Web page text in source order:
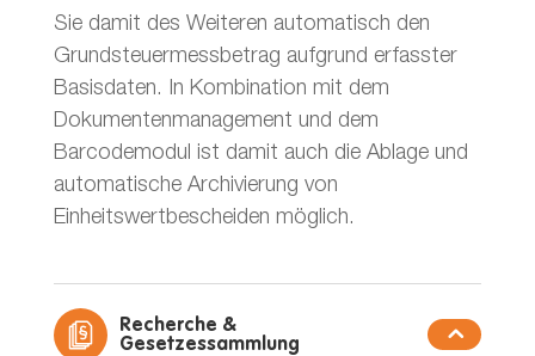
Sie damit des Weiteren automatisch den
Grundsteuermessbetrag aufgrund erfasster
Basisdaten. In Kombination mit dem
Dokumentenmanagement und dem
Barcodemodul ist damit auch die Ablage und
automatische Archivierung von
Einheitswertbescheiden möglich.
Recherche &
Gesetzessammlung